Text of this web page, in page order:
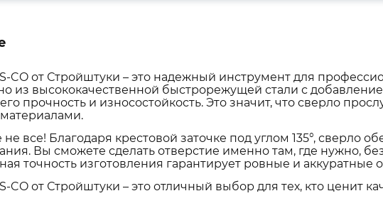
CO от Стройштуки – это надежный инструмент для
из высококачественной быстрорежущей стали с
прочность и износостойкость. Это значит, что сверло
все! Благодаря крестовой заточке под углом 135°, сверло
Вы сможете сделать отверстие именно там, где нужно,
точность изготовления гарантирует ровные и аккуратные
CO от Стройштуки – это отличный выбор для тех, кто ценит